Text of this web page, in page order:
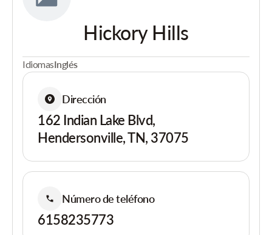
Hickory Hills
IdiomasInglés
Dirección
162 Indian Lake Blvd,
Hendersonville, TN, 37075
Número de teléfono
6158235773